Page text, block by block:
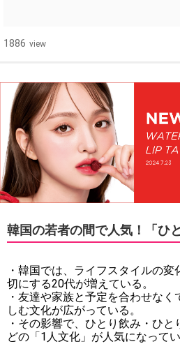
1886 view
韓国の若者の間で人気！「ひ
・韓国では、ライフスタイルの
切にする20代が増えている。
・友達や家族と予定を合わせな
しむ文化が広がっている。
・その影響で、ひとり飲み・ひ
どの「1人文化」が人気になってい